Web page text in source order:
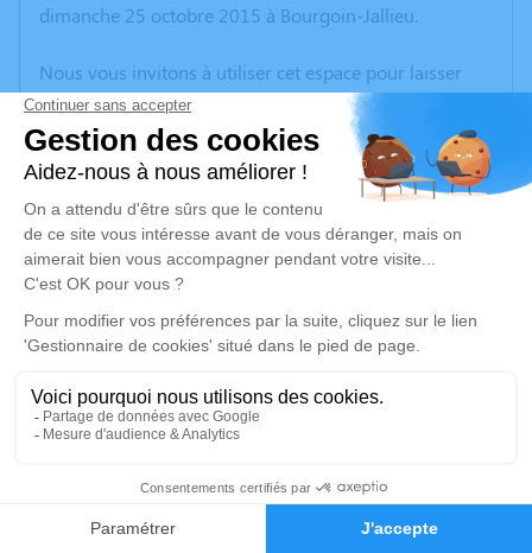
Faire-part Hommages
dimanche 25 octobre 2015 à Bourgoin-Jallieu.
Nous vous invitons à utiliser cet espace pour laisser
vos condoléances, partager des photos souvenirs, une
anecdote ou exprimer vos pensées à travers des
poèmes ou des textes. Cet endroit est un lieu
d'expression dédié à honorer la mémoire de Pascal
BODET.
Un service de plantation d’arbre hommage est
disponible ici.
Je rends hommage
Cérémonie
Église Saint-Julien 15 Impasse de l'Église
38290 Frontonas